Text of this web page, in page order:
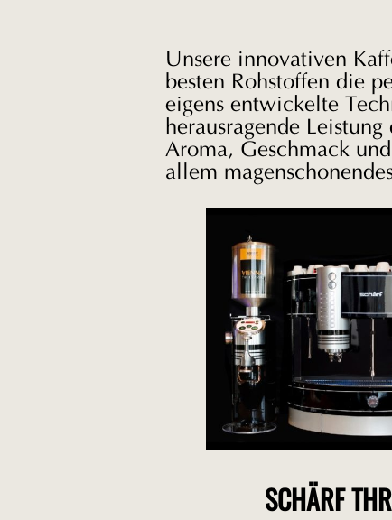
Unsere innovativen
besten Rohstoffen die
eigens entwickelte
herausragende
Aroma, Geschmack
allem
SCHÄRF